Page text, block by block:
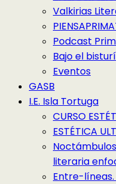
Valkirias
Podcast
Bajo el bisturí
Eventos
GASB
I.E. Isla Tortuga
CURSO
ESTÉTICA
literaria
Entre-